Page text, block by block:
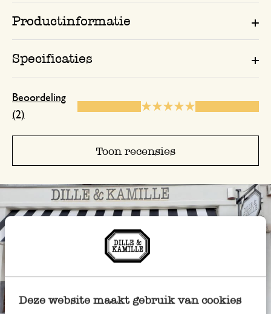
Deze website maakt gebruik van cookies
Productinformatie
Specificaties
Beoordeling
(2)
Toon recensies